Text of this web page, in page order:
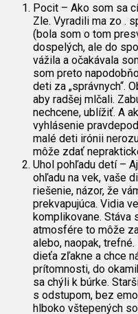
Pocit – Ako som sa
Zle. Vyradili ma zo .
(bola som o tom
dospelých, ale do
vážila a očakávala
som preto
deti za „správnych“.
aby radšej mlčali.
nechcene, ublížiť. A
vyhlásenie
malé deti irónii
môže zdať
Uhol pohľadu detí –
ohľadu na vek, vaše
riešenie, názor, že
prekvapujúca. Vidia
komplikovane. Stáva
atmosfére to môže
alebo, naopak,
dieťa zľakne a chce
prítomnosti, do
sa chýli k búrke.
s odstupom, bez
hlboko vštepených